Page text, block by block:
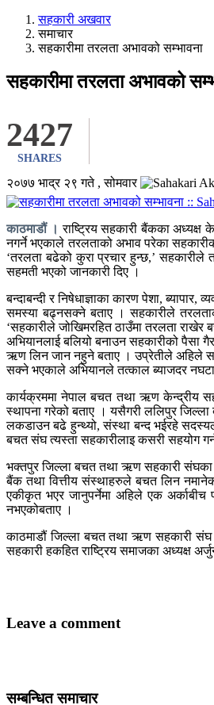
सहकारी अखवार
समाचार
सहकारीमा तरलता अभावको सम्भावना
सहकारीमा तरलता अभावको
2427
SHARES
२०७७ भाद्र २९ गते , सोमवार
काठमाडौं । राष्ट्रिय सहकारी बैंकका अध्यक्ष
नगर्ने भएकाले तरलताको अभाव परेका
‘तरलता बढेको कुरा प्रचार हुन्छ,’
सहमती भएको जानकारी दिए ।
बन्दाबन्दी र निषेधाज्ञाका कारण पेशा,
समस्या बढ्नसक्ने बताए । सहकारीले
‘सहकारीले जोखिमरहित ठाउँमा तरलता राखेर
अभियानलाई बलियो बनाउन सहकारीको पैसा
ऋण लिन जान नहुने बताए । उप्रेतीले अहिले
सक्ने भएकाले अभियानले तत्काल ब्याजदर
कार्यक्रममा नेपाल बचत तथा ऋण केन्द्रीय
स्थापना गरेको बताए । यसैगरी ललिपुर
लकडाउन बढे हुन्थ्यो, संस्था बन्द भईरहे
बचत संघ त्यस्ता सहकारीलाइ कसरी सहयोग
भक्तपुर जिल्ला बचत तथा ऋण सहकारी संघका
बैंक तथा वित्तीय संस्थाहरुले बचत लिन
एकीकृत भएर जानुपर्नेमा अहिले एक
नभएकोबताए ।
काठमाडौं जिल्ला बचत तथा ऋण सहकारी संघ
सहकारी हकहित राष्ट्रिय समाजका अध्यक्ष
Leave a comment
सम्बन्धित समाचार